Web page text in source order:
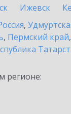
Ижевск
,
, Пермский край,
регионе: